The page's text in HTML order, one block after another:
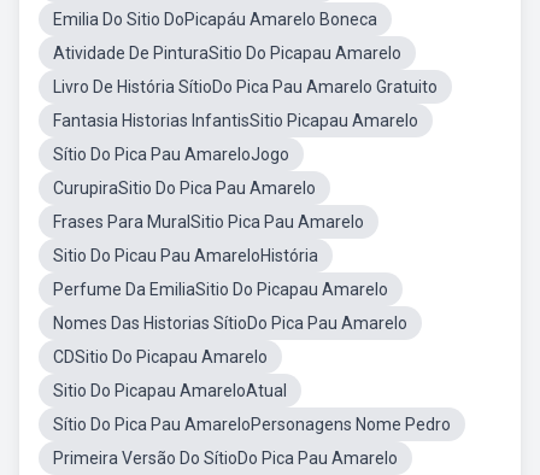
Emilia Do Sitio DoPicapáu Amarelo Boneca
Atividade De PinturaSitio Do Picapau Amarelo
Livro De História SítioDo Pica Pau Amarelo Gratuito
Fantasia Historias InfantisSitio Picapau Amarelo
Sítio Do Pica Pau AmareloJogo
CurupiraSitio Do Pica Pau Amarelo
Frases Para MuralSitio Pica Pau Amarelo
Sitio Do Picau Pau AmareloHistória
Perfume Da EmiliaSitio Do Picapau Amarelo
Nomes Das Historias SítioDo Pica Pau Amarelo
CDSitio Do Picapau Amarelo
Sitio Do Picapau AmareloAtual
Sítio Do Pica Pau AmareloPersonagens Nome Pedro
Primeira Versão Do SítioDo Pica Pau Amarelo